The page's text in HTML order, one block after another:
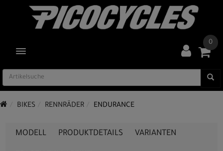
TOGGLE NAVIGATION
0
BIKES RENNRÄDER ENDURANCE
MODELL PRODUKTDETAILS VARIANTEN